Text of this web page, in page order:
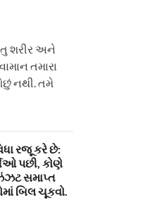
શરીર અને
તમારા
નથી. તમે
રજૂ કરે છે:
પછી, કોણે
સમાપ્ત
બિલ ચૂકવો.